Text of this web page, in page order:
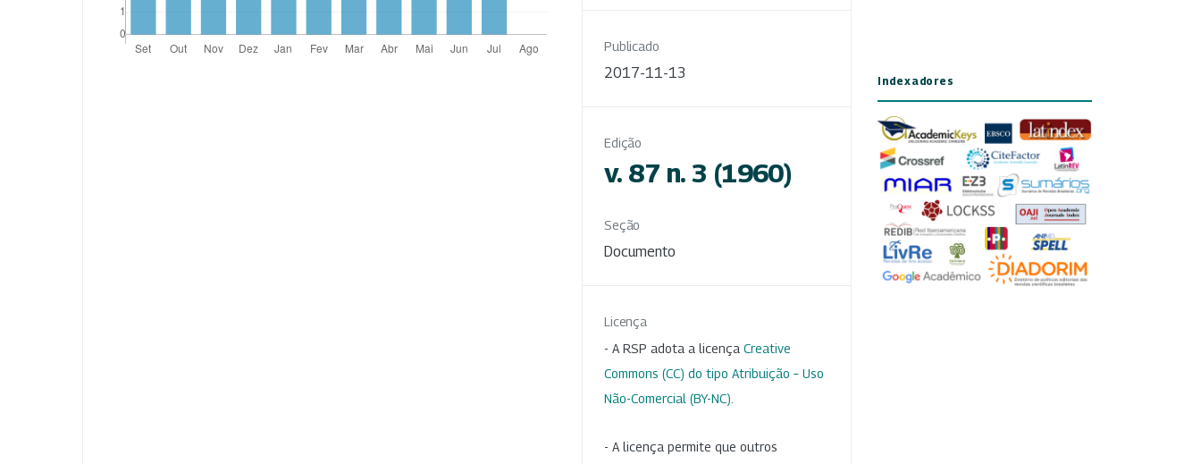
Publicado
2017-11-13
Edição
v. 87 n. 3 (1960)
Seção
Documento
Licença
- A RSP adota a licença Creative
Commons (CC) do tipo Atribuição – Uso
Não-Comercial (BY-NC).
- A licença permite que outros
Indexadores